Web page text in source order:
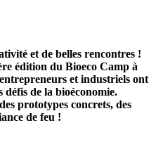
et de belles rencontres !
édition du Bioeco Camp à
et industriels ont
de la bioéconomie.
prototypes concrets, des
de feu !